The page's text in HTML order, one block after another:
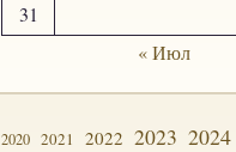
31
« Июл
2020 2021 2022 2023 2024